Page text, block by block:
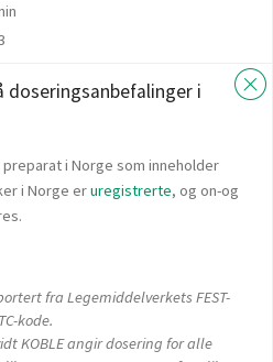
doseringsanbefalinger i
i Norge som inneholder
i Norge eruregistrerte, og on-og
fra Legemiddelverkets FEST-
kode.
KOBLE angir dosering for alle